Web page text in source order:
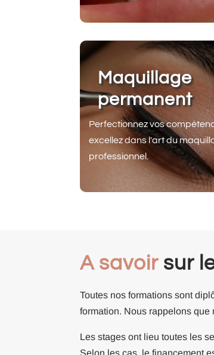
Maquillage
permanent
Perfectionnez vos
excellez dans l'art du
professionnel.
A savoir sur
Toutes nos formations sont
formation. Nous rappelons que
Les stages ont lieu toutes les
Selon les cas, le financement